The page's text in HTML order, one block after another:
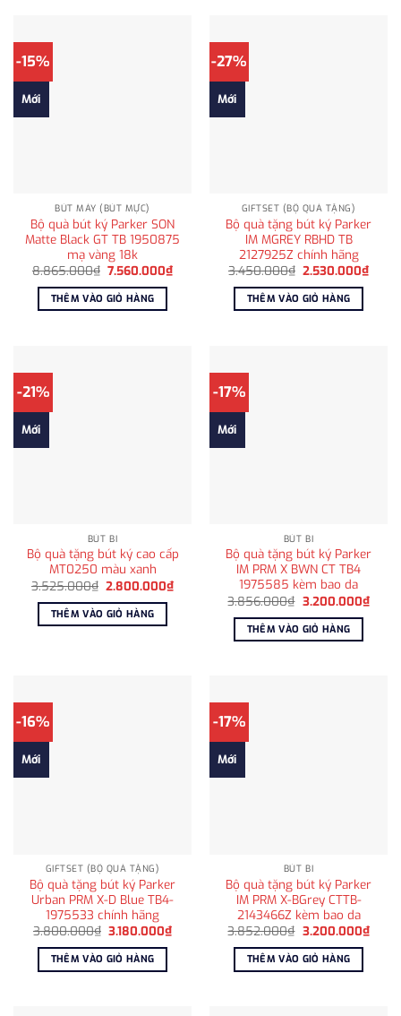
-15%
Mới
BÚT MÁY (BÚT MỰC)
Bộ quà bút ký Parker SON
Matte Black GT TB 1950875
mạ vàng 18k
8.865.000₫ Giá
là:
8.865.000₫.
7.560.000₫Giá
hiện
7.560.000₫.
THÊM VÀO GIỎ HÀNG
-27%
Mới
GIFTSET (BỘ QUÀ TẶNG)
Bộ quà tặng bút ký Parker
IM MGREY RBHD TB
2127925Z chính hãng
3.450.000₫ Giá
là:
3.450.000₫.
2.530.000₫Giá
hiện
THÊM VÀO GIỎ HÀNG
-21%
Mới
BÚT BI
Bộ quà tặng bút ký cao cấp
MT0250 màu xanh
3.525.000₫ Giá
là:
3.525.000₫.
2.800.000₫Giá
hiện
THÊM VÀO GIỎ HÀNG
-17%
Mới
BÚT BI
Bộ quà tặng bút ký Parker
IM PRM X BWN CT TB4
1975585 kèm bao da
3.856.000₫ Giá
là:
3.856.000₫.
3.200.000₫Giá
hiện
THÊM VÀO GIỎ HÀNG
-16%
Mới
GIFTSET (BỘ QUÀ TẶNG)
Bộ quà tặng bút ký Parker
Urban PRM X-D Blue TB4-
1975533 chính hãng
3.800.000₫ Giá
là:
3.800.000₫.
3.180.000₫Giá
3.180.000₫.
THÊM VÀO GIỎ HÀNG
-17%
Mới
BÚT BI
Bộ quà tặng bút ký Parker
IM PRM X-BGrey CTTB-
2143466Z kèm bao da
3.852.000₫ Giá
là:
3.852.000₫.
3.200.000₫Giá
THÊM VÀO GIỎ HÀNG